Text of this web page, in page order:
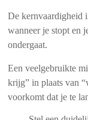
De kernvaardigheid
wanneer je stopt en
ondergaat.
Een veelgebruikte
krijg” in plaats van
voorkomt dat je te